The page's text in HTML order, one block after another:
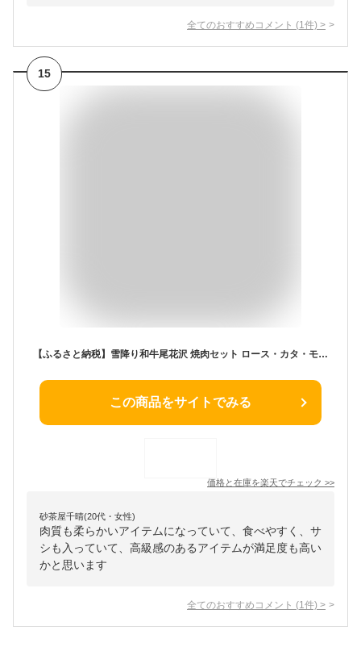
全てのおすすめコメント (1 件) >
15
【ふるさと納税】雪降り和牛尾花沢 焼肉セット ロース・カタ・モモ・カルビ 650g 尾花沢牛肉まつり焼肉セット 山形牛 国産牛 黒毛和牛 雪降り和牛 肉 お肉 ブランド牛 焼肉 焼き肉 食べ比べ 冷凍 高級 贅沢 バーベキュー 送料無料 ja-yomyx650
この商品をサイトでみる
価格と在庫を楽天でチェック >>
砂茶屋千晴(20代・女性)
肉質も柔らかいアイテムになっていて、食べやすく、サ
シも入っていて、高級感のあるアイテムが満足度も高い
かと思います
全てのおすすめコメント (1 件) >